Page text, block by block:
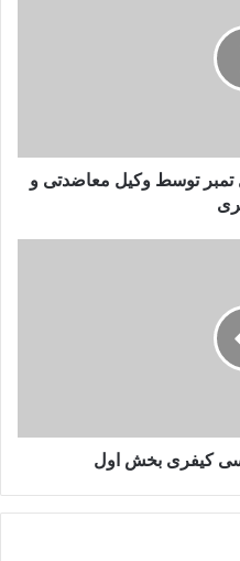
تمبر توسط وکیل معاضدتی و
کیفری بخش اول